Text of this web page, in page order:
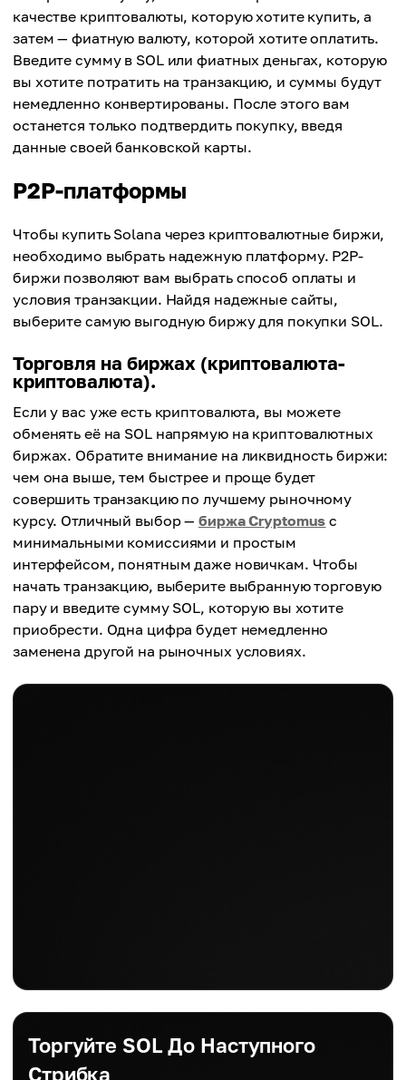
качестве криптовалюты, которую хотите купить, а
затем — фиатную валюту, которой хотите оплатить.
Введите сумму в SOL или фиатных деньгах, которую
вы хотите потратить на транзакцию, и суммы будут
немедленно конвертированы. После этого вам
останется только подтвердить покупку, введя
данные своей банковской карты.
P2P-платформы
Чтобы купить Solana через криптовалютные биржи,
необходимо выбрать надежную платформу. P2P-
биржи позволяют вам выбрать способ оплаты и
условия транзакции. Найдя надежные сайты,
выберите самую выгодную биржу для покупки SOL.
Торговля на биржах (криптовалюта-
криптовалюта).
Если у вас уже есть криптовалюта, вы можете
обменять её на SOL напрямую на криптовалютных
биржах. Обратите внимание на ликвидность биржи:
чем она выше, тем быстрее и проще будет
совершить транзакцию по лучшему рыночному
курсу. Отличный выбор —биржа Cryptomus с
минимальными комиссиями и простым
интерфейсом, понятным даже новичкам. Чтобы
начать транзакцию, выберите выбранную торговую
пару и введите сумму SOL, которую вы хотите
приобрести. Одна цифра будет немедленно
заменена другой на рыночных условиях.
Торгуйте SOL До Наступного
Стрибка